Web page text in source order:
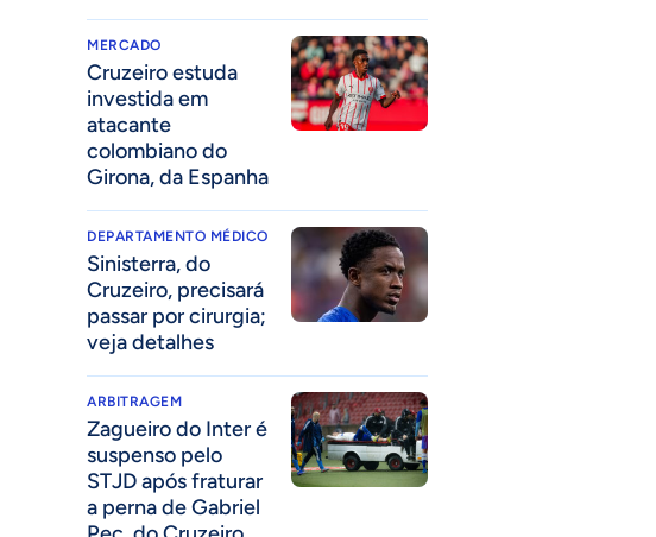
MERCADO
Cruzeiro estuda
investida em
atacante
colombiano do
Girona, da Espanha
DEPARTAMENTO MÉDICO
Sinisterra, do
Cruzeiro, precisará
passar por cirurgia;
veja detalhes
ARBITRAGEM
Zagueiro do Inter é
suspenso pelo
STJD após fraturar
a perna de Gabriel